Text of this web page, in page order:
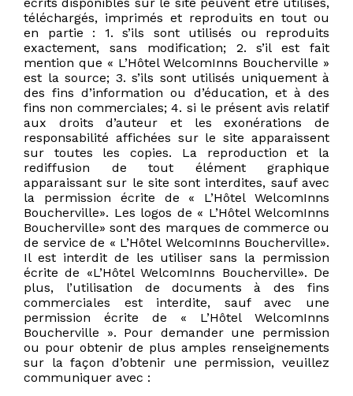
téléchargés, imprimés et reproduits en tout ou
en partie : 1. s’ils sont utilisés ou reproduits
exactement, sans modification; 2. s’il est fait
mention que « L’Hôtel WelcomInns Boucherville »
est la source; 3. s’ils sont utilisés uniquement à
des fins d’information ou d’éducation, et à des
fins non commerciales; 4. si le présent avis relatif
aux droits d’auteur et les exonérations de
responsabilité affichées sur le site apparaissent
sur toutes les copies. La reproduction et la
rediffusion de tout élément graphique
apparaissant sur le site sont interdites, sauf avec
la permission écrite de « L’Hôtel WelcomInns
Boucherville». Les logos de « L’Hôtel WelcomInns
Boucherville» sont des marques de commerce ou
de service de « L’Hôtel WelcomInns Boucherville».
Il est interdit de les utiliser sans la permission
écrite de «L’Hôtel WelcomInns Boucherville». De
plus, l’utilisation de documents à des fins
commerciales est interdite, sauf avec une
permission écrite de « L’Hôtel WelcomInns
Boucherville ». Pour demander une permission
ou pour obtenir de plus amples renseignements
sur la façon d’obtenir une permission, veuillez
communiquer avec :